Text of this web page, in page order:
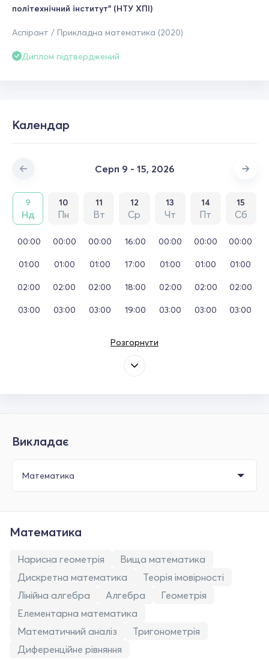
політехнічний інститут" (НТУ ХПІ)
Аспірант / Прикладна математика (2020)
Диплом підтверджений
Календар
Серп 9 - 15, 2026
9
Нд
10
Пн
11
Вт
12
Ср
13
Чт
14
Пт
15
Сб
00:00
01:00
02:00
03:00
00:00
01:00
02:00
03:00
00:00
01:00
02:00
03:00
16:00
17:00
18:00
19:00
00:00
01:00
02:00
03:00
00:00
01:00
02:00
03:00
00:00
01:00
02:00
03:00
Розгорнути
Викладає
Математика
Нарисна геометрія
Вища математика
Дискретна математика
Теорія імовірності
Лінійна алгебра
Алгебра
Геометрія
Елементарна математика
Математичний аналіз
Тригонометрія
Диференційне рівняння